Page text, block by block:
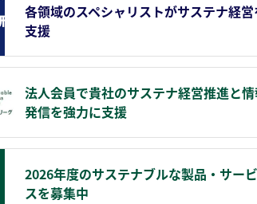
各領域のスペシャリストがサステナ経
支援
法人会員で貴社のサステナ経営推進と
発信を強力に支援
2026年度のサステナブルな製品・サービ
スを募集中